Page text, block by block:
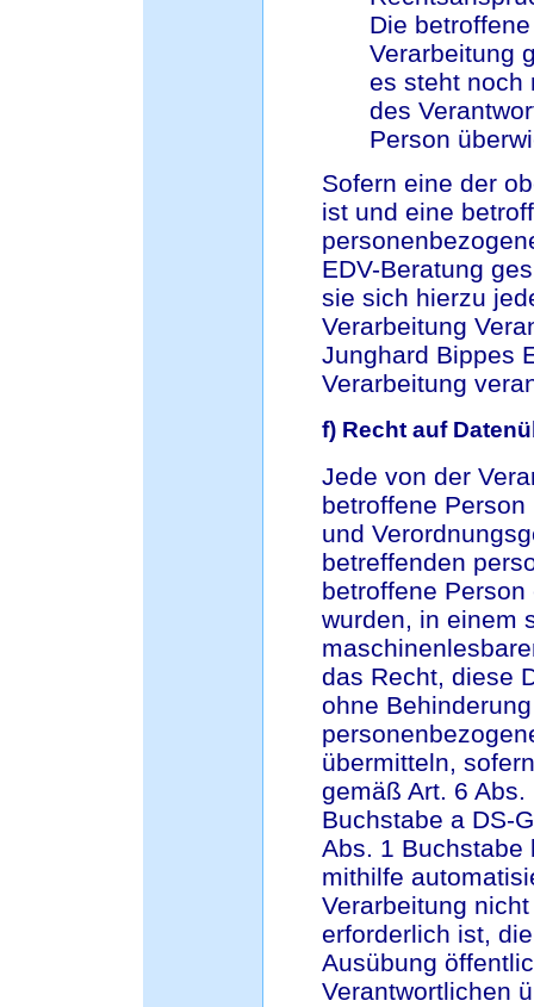
Die
Verarbeitung
es steht noch
des
Person
Sofern eine der
ist und eine
EDV-Beratung
sie sich hierzu
Verarbeitung
Junghard Bippes
Verarbeitung
f) Recht auf
Jede von der
betroffene
und
betreffenden
betroffene
wurden, in einem
das Recht, diese
ohne
übermitteln,
gemäß Art. 6
Buchstabe a DS-
Abs. 1 Buchstabe
mithilfe
Verarbeitung
erforderlich ist,
Ausübung
Verantwortlichen